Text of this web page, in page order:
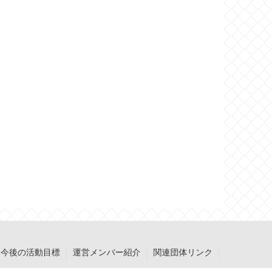
今後の活動目標 運営メンバー紹介 関連団体リンク